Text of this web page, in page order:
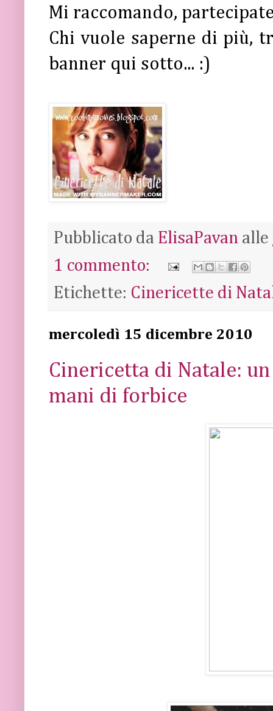
Mi raccomando,
Chi vuole saperne di più,
banner qui sotto... :)
Pubblicato da ElisaPavan alle
1 commento:
Etichette: Cinericette di
mercoledì 15 dicembre 2010
Cinericetta di Natale:
mani di forbice